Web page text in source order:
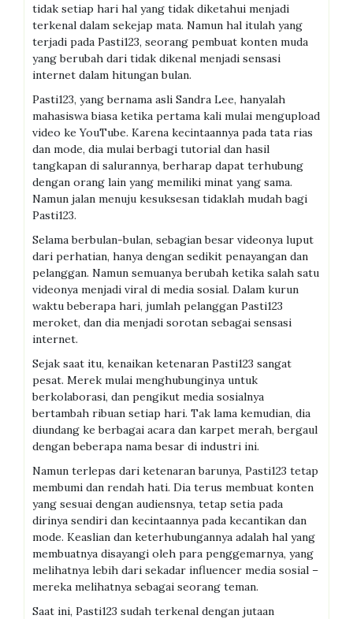
tidak setiap hari hal yang tidak diketahui menjadi
terkenal dalam sekejap mata. Namun hal itulah yang
terjadi pada Pasti123, seorang pembuat konten muda
yang berubah dari tidak dikenal menjadi sensasi
internet dalam hitungan bulan.
Pasti123, yang bernama asli Sandra Lee, hanyalah
mahasiswa biasa ketika pertama kali mulai mengupload
video ke YouTube. Karena kecintaannya pada tata rias
dan mode, dia mulai berbagi tutorial dan hasil
tangkapan di salurannya, berharap dapat terhubung
dengan orang lain yang memiliki minat yang sama.
Namun jalan menuju kesuksesan tidaklah mudah bagi
Pasti123.
Selama berbulan-bulan, sebagian besar videonya luput
dari perhatian, hanya dengan sedikit penayangan dan
pelanggan. Namun semuanya berubah ketika salah satu
videonya menjadi viral di media sosial. Dalam kurun
waktu beberapa hari, jumlah pelanggan Pasti123
meroket, dan dia menjadi sorotan sebagai sensasi
internet.
Sejak saat itu, kenaikan ketenaran Pasti123 sangat
pesat. Merek mulai menghubunginya untuk
berkolaborasi, dan pengikut media sosialnya
bertambah ribuan setiap hari. Tak lama kemudian, dia
diundang ke berbagai acara dan karpet merah, bergaul
dengan beberapa nama besar di industri ini.
Namun terlepas dari ketenaran barunya, Pasti123 tetap
membumi dan rendah hati. Dia terus membuat konten
yang sesuai dengan audiensnya, tetap setia pada
dirinya sendiri dan kecintaannya pada kecantikan dan
mode. Keaslian dan keterhubungannya adalah hal yang
membuatnya disayangi oleh para penggemarnya, yang
melihatnya lebih dari sekadar influencer media sosial –
mereka melihatnya sebagai seorang teman.
Saat ini, Pasti123 sudah terkenal dengan jutaan